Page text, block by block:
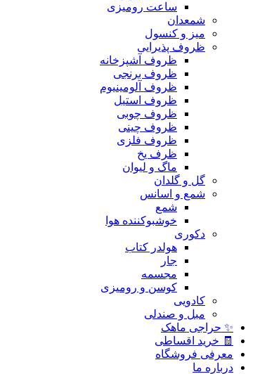
ساعت رومیزی
شمعدان
میز و کنسول
ظروف پذیرایی
ظروف آشپزخانه
ظروف برنجی
ظروف آلومینیوم
ظروف استیل
ظروف چوبی
ظروف چینی
ظروف فلزی
ظرف یخ
ماگ و لیوان
گل و گلدان
شمع و اسانس
شمع
خوشبوکننده هوا
دکوری
هولدر کتاب
جار
مجسمه
کوسن و رومیزی
کادویی
مبل و صندلی
✨ حراجی ماهک
🧾 خرید اقساطی
معرفی فروشگاه
درباره ما